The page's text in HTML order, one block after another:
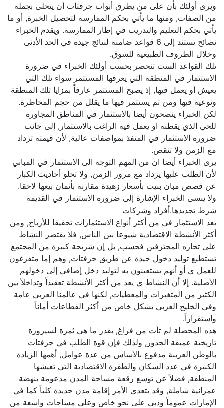
ويرى أولئك بأن على من يطرق أبواب جرفتات أن يتحلى بجملة
من الصفات, ومنها ما يأتي بحكم الممارسة لتحصيل الخبرة, أو ما
يأتي بحكم التعليم والتدريب في إطار الممارسة. ويقدم الخبراء
نصائح تستند إلى 6 قواعد ضامنة لنتائج جيدة في الحد الأدنى
وخلال الظروف الطبيعية للسوق.
تلك القواعد الست تنحصر بحسب أولئك الخبراء في ضرورة
الاستثمار في المنطقة التي يعرفها المستثمر سواء تلك التي
يعيش أو يعمل فيها, إذ يصبح المستثمر عارفاً بمزايا تلك المنطقة
ونوعية فيها ومن ثم يستثمر فيها ما يقلل من حجم المخاطرة.
لكن الخبراء ينصحون أيضا بالاستثمار في المناطق المجاورة
للحي الذي يقطنه او يعمل فيه الراغب بالاستثمار, إلى جانب
ضرورة الاستثمار في المنفذ بمواصفات عالية, لأن قيمته تزداد
مع الزمن ولا تنقص.
يرى الخبراء أيضا ان من المهم التوجه الى الاستثمار في المباني
لأن الطلب عليها يزداد مع مرور الزمن, ولا تخلو أحاديث الكبار
عن قصص مبان بنيت بأسعار زهيدة مقارنة بأثمان بيعها لاحقا.
ولا ينسى الخبراء الإشارة إلى ضرورة الاستثمار في القديمة
شرط تجديدها.أفراد وشركات
يعد الاستثمار في من أكثر أنواع الاستثمارات تحقيقا للأرباح, ومن
أكثر الأنشطة الاقتصادية شيوعا بين الناس, فلا يقتصر النشاط
على تجاره المحترفين فحسب, بل إن شريحة كبيرة من المجتمع
تستطيع توليد دخول جيدة عن طريق جرفتات, وهم إما متفرغون
للعمل ي أو أنهم يستعينون به لتوليد دخل إضافي إلى دخولهم
الأصلية. إلا أن النشاط ي يعد من أكثر الأنشطة تعقيداً وتداخلاً بين
الكثير من المتغيرات والمعطيات, لكنها في عالمنا العربي عامة
وفي الخليج العربي بشكل خاص من أكثر القطاعات أماناً
واستقراراً.
هذه المحصلة لم تأت من فراغ, بقدر ما هي ثمرة لسيرورة
تاريخية عميقة الجذور, ولذلك فإن قوة الطلب في جرفتات
بالوطن العربىة مدفوع بالأساس من عدة عوامل, أهمها الزيادة
الكبيرة في عدد السكان والطفرة الاقتصادية التي تعيشها
المنطقة, فضلاً عن توسع رقعة مساحة المدن مدعومة بنهضة
عمرانية شاملة, وقد يتعدى الأمر إقامة مدن جديدة كلياً كما في
الإمارات عموماً ودبي على نحو خاص وعلى مساحات واسعة من